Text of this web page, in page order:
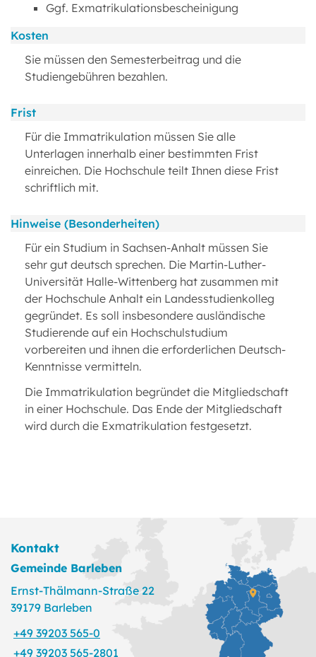
Ggf. Exmatrikulationsbescheinigung
Kosten
Sie müssen den Semesterbeitrag und die
Studiengebühren bezahlen.
Frist
Für die Immatrikulation müssen Sie alle
Unterlagen innerhalb einer bestimmten Frist
einreichen. Die Hochschule teilt Ihnen diese Frist
schriftlich mit.
Hinweise (Besonderheiten)
Für ein Studium in Sachsen-Anhalt müssen Sie
sehr gut deutsch sprechen. Die Martin-Luther-
Universität Halle-Wittenberg hat zusammen mit
der Hochschule Anhalt ein Landesstudienkolleg
gegründet. Es soll insbesondere ausländische
Studierende auf ein Hochschulstudium
vorbereiten und ihnen die erforderlichen Deutsch-
Kenntnisse vermitteln.
Die Immatrikulation begründet die Mitgliedschaft
in einer Hochschule. Das Ende der Mitgliedschaft
wird durch die Exmatrikulation festgesetzt.
Kontakt
Gemeinde Barleben
Ernst-Thälmann-Straße 22
39179 Barleben
+49 39203 565-0
+49 39203 565-2801